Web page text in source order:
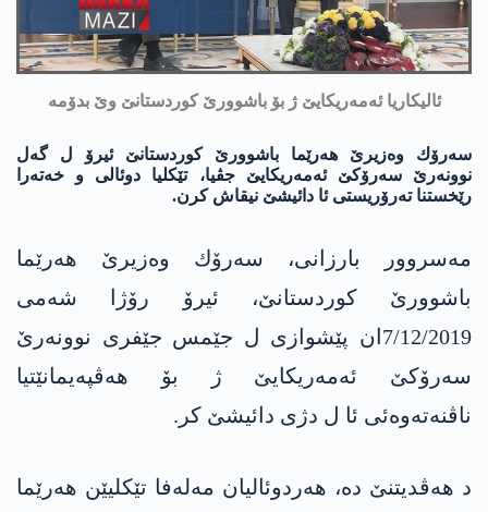
ئالیكاریا ئه‌مه‌ریكایێ ژ بۆ باشوورێ كوردستانێ وێ بدۆمه‌
سه‌رۆك وه‌زیرێ هه‌رێما باشوورێ كوردستانێ ئیرۆ ل گه‌ل
نوونه‌رێ سه‌رۆكێ ئه‌مه‌ریكایێ جڤیا، تێكلیا دوئالی و خه‌ته‌را
رێخستنا ته‌رۆریستی ئا دائیشێ نیقاش كرن.
مه‌سروور بارزانی، سه‌رۆك وه‌زیرێ هه‌رێما
باشوورێ كوردستانێ، ئیرۆ رۆژا شه‌می
7/12/2019ان پێشوازی ل جێمس جێفری نوونه‌رێ
سه‌رۆكێ ئه‌مه‌ریكایێ ژ بۆ هه‌ڤپه‌یمانێتیا
ناڤنه‌ته‌وه‌ئی ئا ل دژی دائیشێ كر.
د هه‌ڤدیتنێ ده‌، هه‌ردوئالیان مه‌له‌فا تێكلیێن هه‌رێما